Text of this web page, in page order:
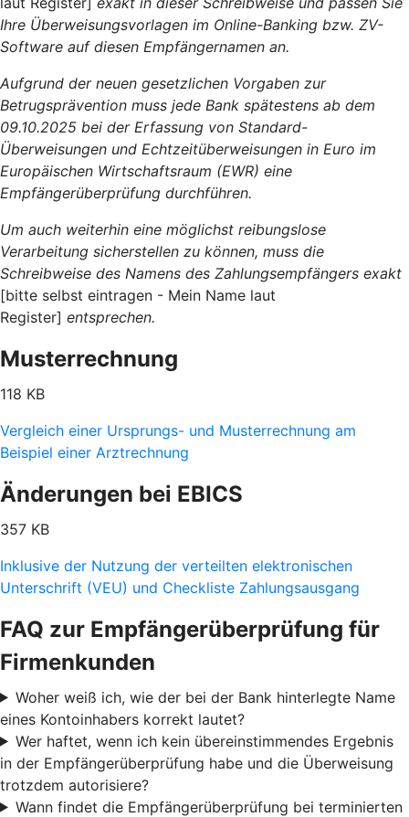
Ihre Überweisungsvorlagen im Online-Banking bzw. ZV-
Software auf diesen Empfängernamen an.
Aufgrund der neuen gesetzlichen Vorgaben zur
Betrugsprävention muss jede Bank spätestens ab dem
09.10.2025 bei der Erfassung von Standard-
Überweisungen und Echtzeitüberweisungen in Euro im
Europäischen Wirtschaftsraum (EWR) eine
Empfängerüberprüfung durchführen.
Um auch weiterhin eine möglichst reibungslose
Verarbeitung sicherstellen zu können, muss die
Schreibweise des Namens des Zahlungsempfängers exakt
[bitte selbst eintragen - Mein Name laut
Register] entsprechen.
Musterrechnung
118 KB
Vergleich einer Ursprungs- und Musterrechnung am
Beispiel einer Arztrechnung
Änderungen bei EBICS
357 KB
Inklusive der Nutzung der verteilten elektronischen
Unterschrift (VEU) und Checkliste Zahlungsausgang
FAQ zur Empfängerüberprüfung für
Firmenkunden
Woher weiß ich, wie der bei der Bank hinterlegte Name
eines Kontoinhabers korrekt lautet?
Wer haftet, wenn ich kein übereinstimmendes Ergebnis
in der Empfängerüberprüfung habe und die Überweisung
trotzdem autorisiere?
Wann findet die Empfängerüberprüfung bei terminierten